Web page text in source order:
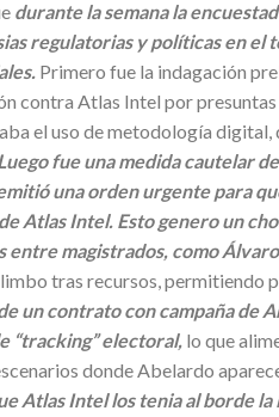
durante la semana la
regulatorias y políticas en el
Primero fue la indagación
contra Atlas Intel por
el uso de metodología
fue una medida cautelar
una orden urgente para
Atlas Intel. Esto genero un
entre magistrados, como
tras recursos, permitiendo
un contrato con campaña de
“tracking” electoral, lo que
donde Abelardo
Atlas Intel los tenia al borde